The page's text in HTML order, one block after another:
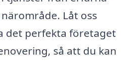
Låt oss
det perfekta företaget
så att du kan